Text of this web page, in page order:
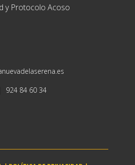
y Protocolo Acoso
924 84 60 34